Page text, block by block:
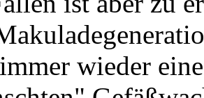
wieder